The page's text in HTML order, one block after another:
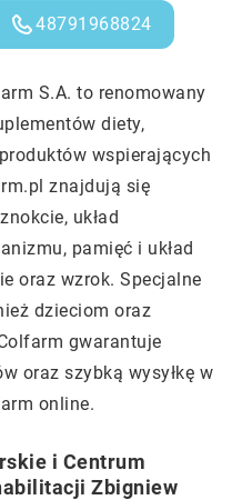
48791968824
S.A. to renomowany
diety,
wspierających
znajdują się
układ
pamięć i układ
oraz wzrok. Specjalne
dzieciom oraz
gwarantuje
oraz szybką wysyłkę w
online.
i Centrum
Zbigniew